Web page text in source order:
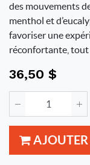
des mouvements
menthol et
favoriser une
réconfortante, tout
36,50 $